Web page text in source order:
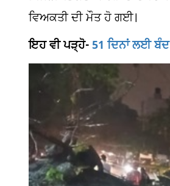
ਵਿਅਕਤੀ ਦੀ ਮੌਤ ਹੋ ਗਈ।
ਇਹ ਵੀ ਪੜ੍ਹੋ-51 ਦਿਨਾਂ ਲਈ